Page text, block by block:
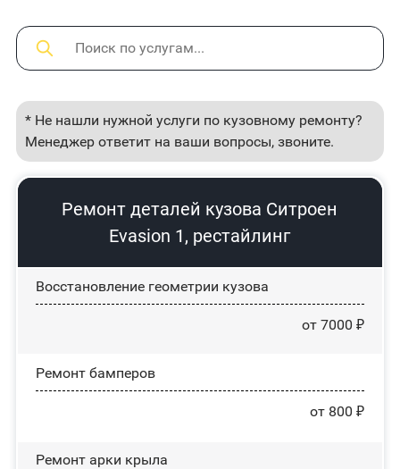
* Не нашли нужной услуги по кузовному ремонту?
Менеджер ответит на ваши вопросы, звоните.
Ремонт деталей кузова Ситроен
Evasion 1, рестайлинг
Восстановление геометрии кузова
от 7000 ₽
Ремонт бамперов
от 800 ₽
Ремонт арки крыла